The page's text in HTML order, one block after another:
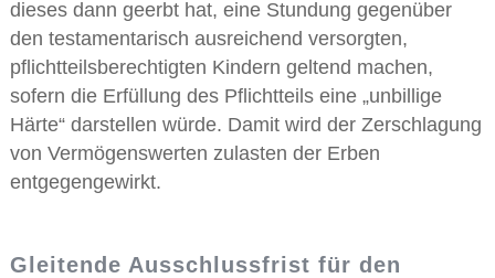
dieses dann geerbt hat, eine Stundung gegenüber
den testamentarisch ausreichend versorgten,
pflichtteilsberechtigten Kindern geltend machen,
sofern die Erfüllung des Pflichtteils eine „unbillige
Härte“ darstellen würde. Damit wird der Zerschlagung
von Vermögenswerten zulasten der Erben
entgegengewirkt.
Gleitende Ausschlussfrist für den